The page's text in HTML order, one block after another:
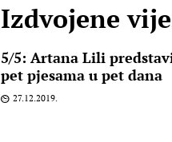
Izdvojene
5/5: Artana Lili
pet pjesama u pet dana
27.12.2019.